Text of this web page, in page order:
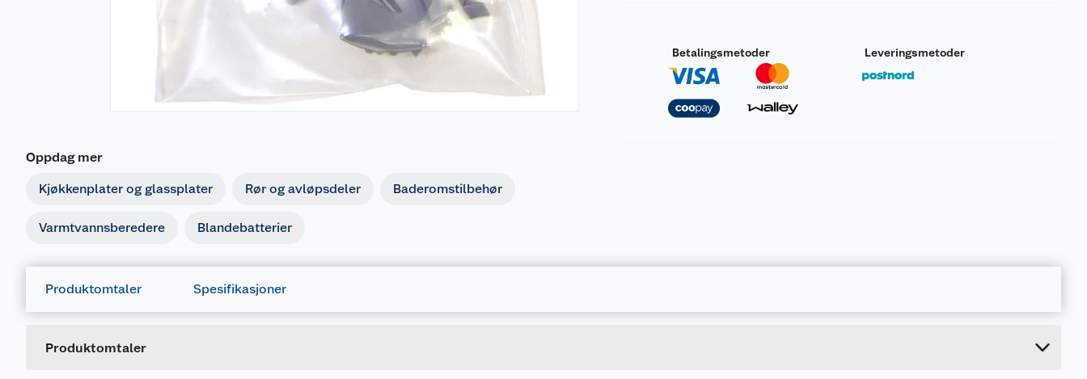
Oppdag mer
Kjøkkenplater og glassplater Rør og avløpsdeler Baderomstilbehør
Varmtvannsberedere Blandebatterier
Betalingsmetoder Leveringsmetoder
Produktomtaler Spesifikasjoner
Produktomtaler
Generelt
Artikkelnummer
4260027234604
Leverandørens artikkelnummer
Bruttovekt
0.08 kg